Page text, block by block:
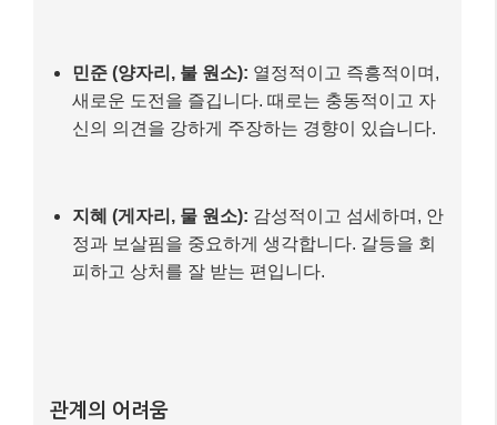
민준 (양자리, 불 원소): 열정적이고 즉흥적이며,
새로운 도전을 즐깁니다. 때로는 충동적이고 자
신의 의견을 강하게 주장하는 경향이 있습니다.
지혜 (게자리, 물 원소): 감성적이고 섬세하며, 안
정과 보살핌을 중요하게 생각합니다. 갈등을 회
피하고 상처를 잘 받는 편입니다.
관계의 어려움